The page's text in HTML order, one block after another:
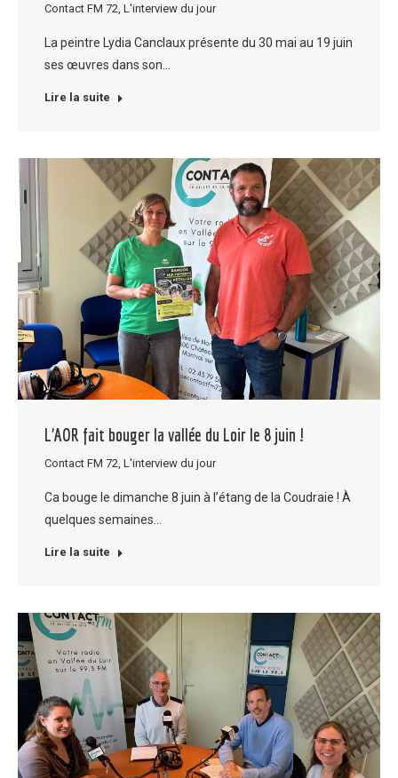
Contact FM 72 L'interview du jour
La peintre Lydia Canclaux présente du 30 mai au 19 juin
ses œuvres dans son…
Lire la suite
L’AOR fait bouger la vallée du Loir le 8 juin !
Contact FM 72 L'interview du jour
Ca bouge le dimanche 8 juin à l’étang de la Coudraie ! À
quelques semaines…
Lire la suite